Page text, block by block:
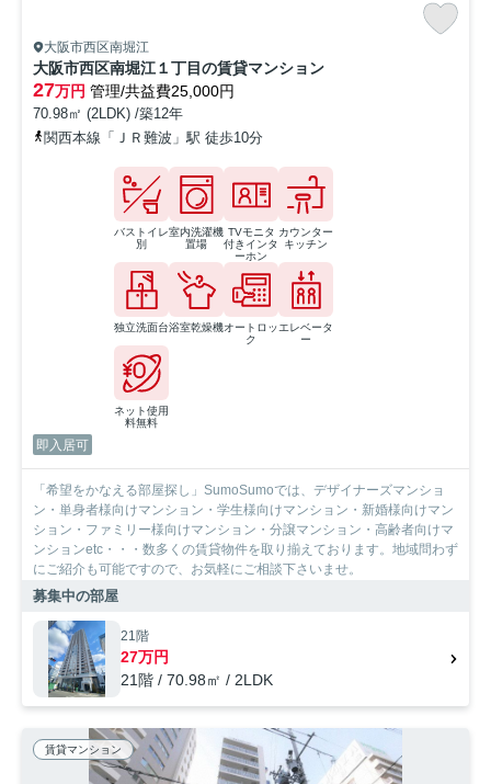
大阪市西区南堀江
大阪市西区南堀江１丁目の賃貸マンション
27万円 管理/共益費25,000円
70.98㎡ (2LDK) /築12年
関西本線「ＪＲ難波」駅 徒歩10分
バストイレ
別
室内洗濯機
置場
TVモニタ
付きインタ
ーホン
カウンター
キッチン
独立洗面台浴室乾燥機オートロッ
ク
エレベータ
ー
ネット使用
料無料
即入居可
「希望をかなえる部屋探し」SumoSumoでは、デザイナーズマンショ
ン・単身者様向けマンション・学生様向けマンション・新婚様向けマン
ション・ファミリー様向けマンション・分譲マンション・高齢者向けマ
ンションetc・・・数多くの賃貸物件を取り揃えております。地域問わず
にご紹介も可能ですので、お気軽にご相談下さいませ。
募集中の部屋
21階
27万円
21階 / 70.98㎡ / 2LDK
賃貸マンション